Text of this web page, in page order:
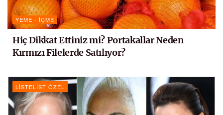
YEME - İÇME
Hiç Dikkat Ettiniz mi? Portakallar Neden
Kırmızı Filelerde Satılıyor?
LISTELIST ÖZEL